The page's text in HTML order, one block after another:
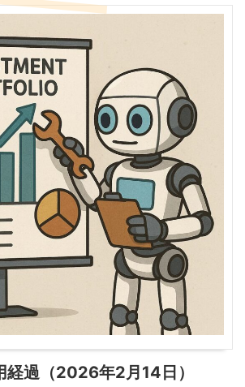
経過（2026年2月14日）